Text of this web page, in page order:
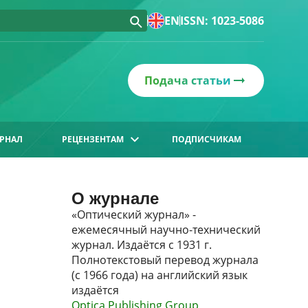
ENISSN: 1023-5086
Подача статьи
РЕЦЕНЗЕНТАМ ПОДПИСЧИКАМ
О журнале
«Оптический журнал» -
ежемесячный научно-технический
журнал. Издаётся с 1931 г.
Полнотекстовый перевод журнала
(с 1966 года) на английский язык
издаётся